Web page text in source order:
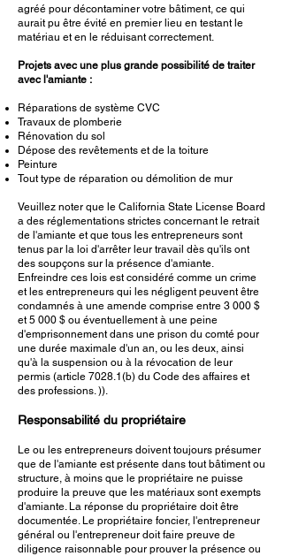
agréé pour décontaminer votre bâtiment, ce qui
aurait pu être évité en premier lieu en testant le
matériau et en le réduisant correctement.
Projets avec une plus grande possibilité de traiter
avec l'amiante :
Réparations de système CVC
Travaux de plomberie
Rénovation du sol
Dépose des revêtements et de la toiture
Peinture
Tout type de réparation ou démolition de mur
Veuillez noter que le California State License Board
a des réglementations strictes concernant le retrait
de l'amiante et que tous les entrepreneurs sont
tenus par la loi d'arrêter leur travail dès qu'ils ont
des soupçons sur la présence d'amiante.
Enfreindre ces lois est considéré comme un crime
et les entrepreneurs qui les négligent peuvent être
condamnés à une amende comprise entre 3 000 $
et 5 000 $ ou éventuellement à une peine
d'emprisonnement dans une prison du comté pour
une durée maximale d'un an, ou les deux, ainsi
qu'à la suspension ou à la révocation de leur
permis (article 7028.1(b) du Code des affaires et
des professions. )).
Responsabilité du propriétaire
Le ou les entrepreneurs doivent toujours présumer
que de l'amiante est présente dans tout bâtiment ou
structure, à moins que le propriétaire ne puisse
produire la preuve que les matériaux sont exempts
d'amiante. La réponse du propriétaire doit être
documentée. Le propriétaire foncier, l'entrepreneur
général ou l'entrepreneur doit faire preuve de
diligence raisonnable pour prouver la présence ou